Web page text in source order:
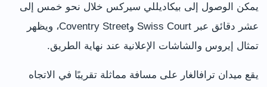
يمكن الوصول إلى بيكاديللي سيركس خلال نحو خمس إلى
عشر دقائق عبر Swiss Court وCoventry Street، ويظهر
تمثال إيروس والشاشات الإعلانية عند نهاية الطريق.
يقع ميدان ترافالغار على مسافة مماثلة تقريبًا في الاتجاه